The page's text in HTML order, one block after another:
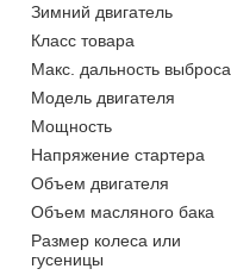
Зимний двигатель
Класс товара
Макс. дальность выброса
Модель двигателя
Мощность
Напряжение стартера
Объем двигателя
Объем масляного бака
Размер колеса или
гусеницы